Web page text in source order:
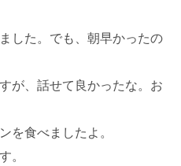
した。でも、朝早かったの
が、話せて良かったな。お
を食べましたよ。
。